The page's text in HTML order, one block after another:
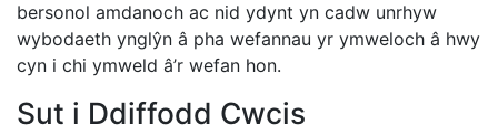
bersonol amdanoch ac nid ydynt yn cadw unrhyw
wybodaeth ynglŷn â pha wefannau yr ymweloch â hwy
cyn i chi ymweld â’r wefan hon.
Sut i Ddiffodd Cwcis